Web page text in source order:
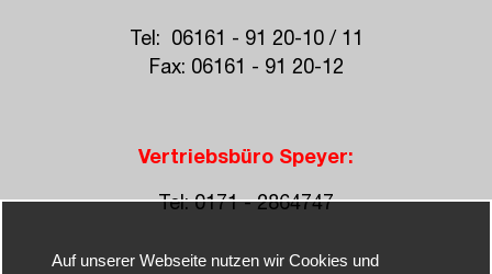
Tel: 06161 - 91 20-10 / 11
Fax: 06161 - 91 20-12
Vertriebsbüro Speyer:
Tel: 0171 - 2864747
Auf unserer Webseite nutzen wir Cookies und